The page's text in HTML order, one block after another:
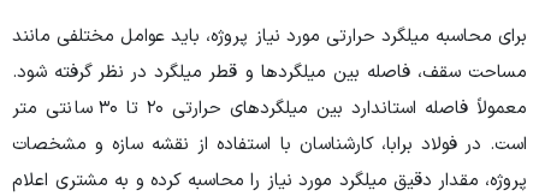
برای محاسبه میلگرد حرارتی مورد نیاز پروژه، باید عوامل مختلفی مانند
مساحت سقف، فاصله بین میلگردها و قطر میلگرد در نظر گرفته شود.
معمولاً فاصله استاندارد بین میلگردهای حرارتی ۲۰ تا ۳۰ سانتی متر
است. در فولاد برابا، کارشناسان با استفاده از نقشه سازه و مشخصات
پروژه، مقدار دقیق میلگرد مورد نیاز را محاسبه کرده و به مشتری اعلام